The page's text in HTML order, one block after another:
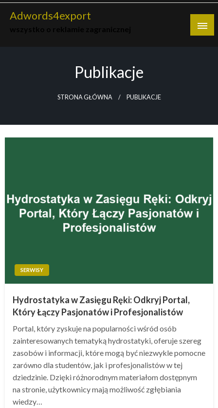
Skip
Adwords4export
Publikacje
STRONA GŁÓWNA PUBLIKACJE
SERWISY
Hydrostatyka w Zasięgu Ręki: Odkryj Portal,
Który Łączy Pasjonatów i Profesjonalistów
Portal, który zyskuje na popularności wśród osób
zainteresowanych tematyką hydrostatyki, oferuje szereg
zasobów i informacji, które mogą być niezwykle pomocne
zarówno dla studentów, jak i profesjonalistów w tej
dziedzinie. Dzięki różnorodnym materiałom dostępnym
na stronie, użytkownicy mają możliwość zgłębiania
wiedzy…